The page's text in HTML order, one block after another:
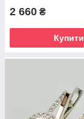
2 660 ₴
Купити